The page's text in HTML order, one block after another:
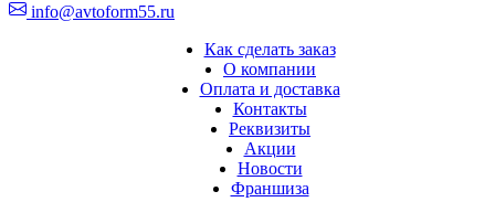
info@avtoform55.ru
Как сделать заказ
О компании
Оплата и доставка
Контакты
Реквизиты
Акции
Новости
Франшиза